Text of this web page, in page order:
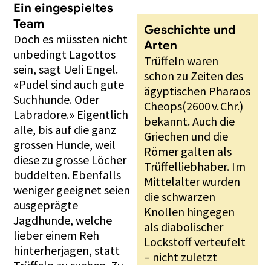
Geschichte und
Arten
Trüffeln waren
schon zu Zeiten des
ägyptischen Pharaos
Cheops(2600 v. Chr.)
bekannt. Auch die
Griechen und die
Römer galten als
Trüffelliebhaber. Im
Mittelalter wurden
die schwarzen
Knollen hingegen
als diabolischer
Lockstoff verteufelt
– nicht zuletzt
Ein eingespieltes
Team
Doch es müssten nicht
unbedingt Lagottos
sein, sagt Ueli Engel.
«Pudel sind auch gute
Suchhunde. Oder
Labradore.» Eigentlich
alle, bis auf die ganz
grossen Hunde, weil
diese zu grosse Löcher
buddelten. Ebenfalls
weniger geeignet seien
ausgeprägte
Jagdhunde, welche
lieber einem Reh
hinterherjagen, statt